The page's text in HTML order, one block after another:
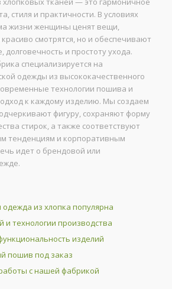
стиля и практичности. В условиях
жизни женщины ценят вещи,
смотрятся, но и обеспечивают
долговечность и простоту ухода.
специализируется на
одежды из высококачественного
технологии пошива и
к каждому изделию. Мы создаем
фигуру, сохраняют форму
стирок, а также соответствуют
тенденциям и корпоративным
идет о брендовой или
из хлопка популярна
и технологии производства
изделий
пошив под заказ
с нашей фабрикой